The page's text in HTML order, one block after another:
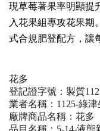
現草莓著果率明顯提
入花果組專攻花果
式合規肥登配方，讓
花多
登記證字號：製質
業者名稱：1125-綠
廠牌商品名稱：花多
品目名稱：5-14-液態